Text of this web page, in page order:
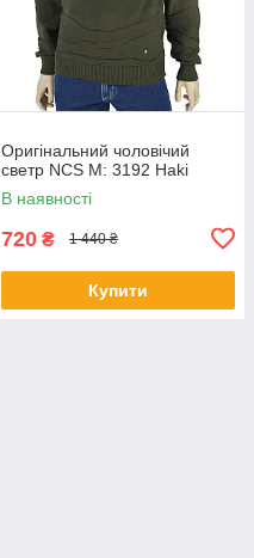
Оригінальний чоловічий
светр NCS M: 3192 Haki
В наявності
720 ₴ 1 440 ₴
Купити